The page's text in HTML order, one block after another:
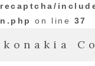
recaptcha/
n.php
on line 37
konakia